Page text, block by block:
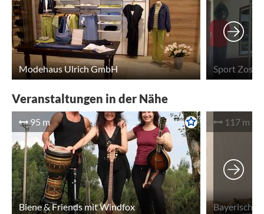
Modehaus Ulrich GmbH Sport Zoss
Veranstaltungen in der Nähe
95 m
Biene & Friends mit Windfox
117 m